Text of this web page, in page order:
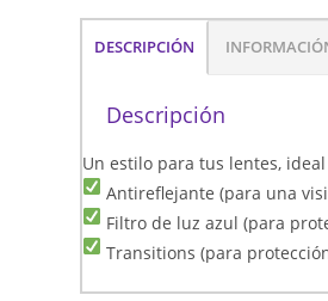
DESCRIPCIÓN
Descripción
Un estilo para tus lentes,
Antireflejante (para una
Filtro de luz azul (para
Transitions (para